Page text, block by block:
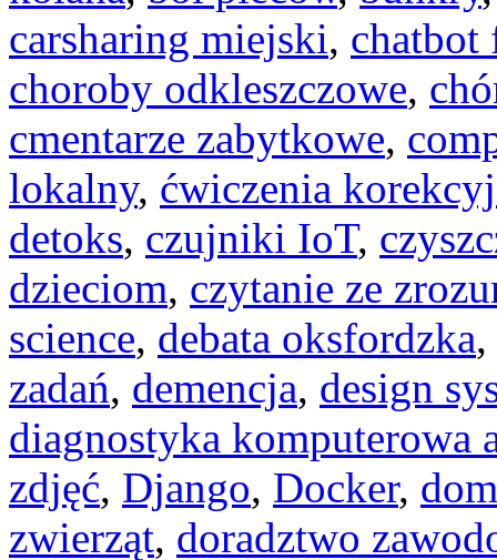
carsharing miejski, chatbot
choroby odkleszczowe,
cmentarze zabytkowe,
lokalny, ćwiczenia
detoks, czujniki IoT,
dzieciom, czytanie ze
science, debata oksfordzka,
zadań, demencja, design
diagnostyka komputerowa
zdjęć, Django, Docker,
zwierząt, doradztwo